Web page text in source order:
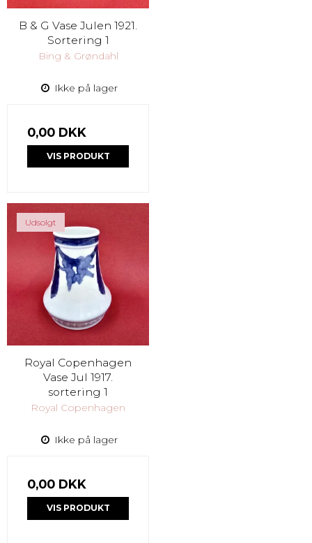
B & G Vase Julen 1921.
Sortering 1
Bing & Grøndahl
Ikke på lager
0,00 DKK
VIS PRODUKT
Udsolgt
Royal Copenhagen
Vase Jul 1917.
sortering 1
Royal Copenhagen
Ikke på lager
0,00 DKK
VIS PRODUKT